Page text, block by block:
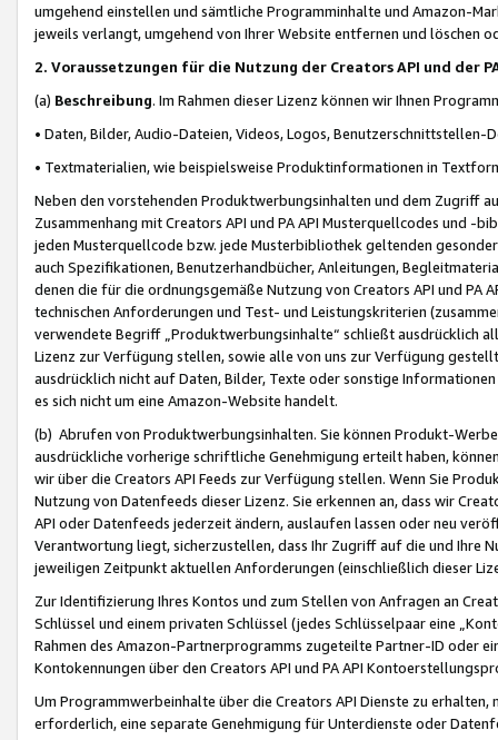
umgehend einstellen und sämtliche Programminhalte und Amazon-
jeweils verlangt, umgehend von Ihrer Website entfernen und löschen
2. Voraussetzungen für die Nutzung der Creators API und der
(a) Beschreibung. Im Rahmen dieser Lizenz können wir Ihnen
• Daten, Bilder, Audio-Dateien, Videos, Logos, Benutzerschnittstellen-
• Textmaterialien, wie beispielsweise Produktinformationen in
Neben den vorstehenden Produktwerbungsinhalten und dem Zugriff
Zusammenhang mit Creators API und PA API Musterquellcodes und
jeden Musterquellcode bzw. jede Musterbibliothek geltenden
auch Spezifikationen, Benutzerhandbücher, Anleitungen,
denen die für die ordnungsgemäße Nutzung von Creators API und PA
technischen Anforderungen und Test- und Leistungskriterien
verwendete Begriff „Produktwerbungsinhalte“ schließt ausdrücklich
Lizenz zur Verfügung stellen, sowie alle von uns zur Verfügung
ausdrücklich nicht auf Daten, Bilder, Texte oder sonstige
es sich nicht um eine Amazon-Website handelt.
(b) Abrufen von Produktwerbungsinhalten. Sie können Produkt-
ausdrückliche vorherige schriftliche Genehmigung erteilt haben,
wir über die Creators API Feeds zur Verfügung stellen. Wenn Sie
Nutzung von Datenfeeds dieser Lizenz. Sie erkennen an, dass wir
API oder Datenfeeds jederzeit ändern, auslaufen lassen oder neu
Verantwortung liegt, sicherzustellen, dass Ihr Zugriff auf die und Ihre
jeweiligen Zeitpunkt aktuellen Anforderungen (einschließlich dieser
Zur Identifizierung Ihres Kontos und zum Stellen von Anfragen an
Schlüssel und einem privaten Schlüssel (jedes Schlüsselpaar eine
Rahmen des Amazon-Partnerprogramms zugeteilte Partner-ID oder
Kontokennungen über den Creators API und PA API
Um Programmwerbeinhalte über die Creators API Dienste zu
erforderlich, eine separate Genehmigung für Unterdienste oder